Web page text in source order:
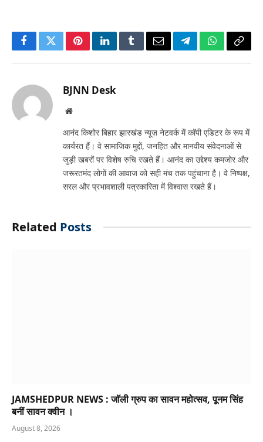
FacebookTwitterPinterestLinkedInTumblrEmailTelegramWhatsApp
Copy
BJNN Desk
Website
आनंद किशोर बिहार झारखंड न्यूज़ नेटवर्क में कॉपी एडिटर के रूप में
कार्यरत हैं। वे सामाजिक मुद्दों, जनहित और मानवीय संवेदनाओं से
जुड़ी खबरों पर विशेष रुचि रखते हैं। आनंद का उद्देश्य कमजोर और
जरूरतमंद लोगों की आवाज को सही मंच तक पहुंचाना है। वे निष्पक्ष,
सरल और प्रभावशाली पत्रकारिता में विश्वास रखते हैं।
Related Posts
JAMSHEDPUR NEWS : जॉली ग्रुप का सावन महोत्सव, पूनम सिंह
बनीं सावन क्वीन ।
August 8, 2026